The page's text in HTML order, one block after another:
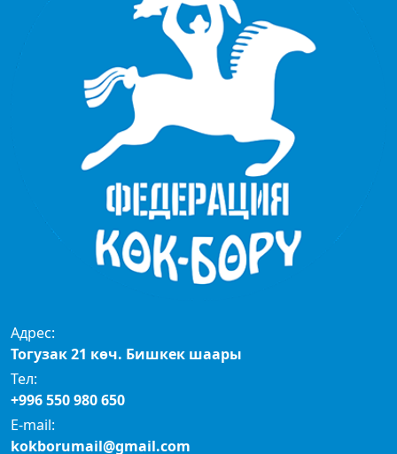
Адрес:
Тогузак 21 көч. Бишкек шаары
Тел:
+996 550 980 650
E-mail:
kokborumail@gmail.com